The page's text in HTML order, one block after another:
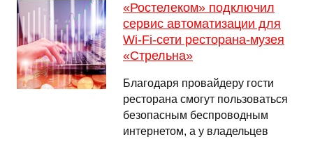
«Ростелеком» подключил
сервис автоматизации для
Wi-Fi-сети ресторана-музея
«Стрельна»
Благодаря провайдеру гости
ресторана смогут пользоваться
безопасным беспроводным
интернетом, а у владельцев